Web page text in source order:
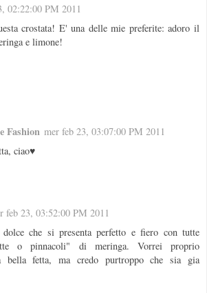
02:22:00 PM 2011
crostata! E' una delle mie preferite: adoro il
e limone!
Fashion mer feb 23, 03:07:00 PM 2011
ciao♥
feb 23, 03:52:00 PM 2011
dolce che si presenta perfetto e fiero con tutte
o pinnacoli" di meringa. Vorrei proprio
bella fetta, ma credo purtroppo che sia gia